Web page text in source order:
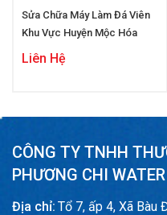
Sửa Chữa Máy Làm Đá Viên
Khu Vực Huyện Mộc Hóa
Liên Hệ
CÔNG TY TNHH
PHƯƠNG CHI WATER
Địa chỉ: Tổ 7, ấp 4, Xã Bàu